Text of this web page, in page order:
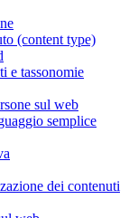
(content type)
e tassonomie
sul web
semplice
dei contenuti